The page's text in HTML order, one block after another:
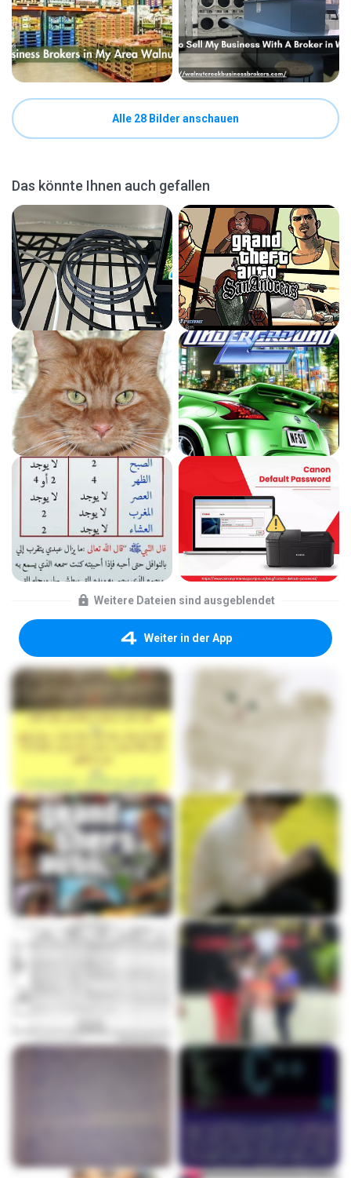
Alle 28 Bilder anschauen
Das könnte Ihnen auch gefallen
Weitere Dateien sind ausgeblendet
Weiter in der App